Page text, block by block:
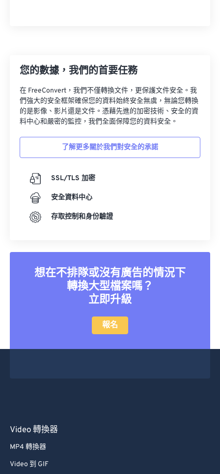
您的數據，我們的首要任務
在 FreeConvert，我們不僅轉換文件，更保護文件安全。我
們強大的安全框架確保您的資料始終安全無虞，無論您轉換
的是影像、影片還是文件。憑藉先進的加密技術、安全的資
料中心和嚴密的監控，我們全面保障您的資料安全。
了解更多關於我們對安全的承諾
SSL/TLS 加密
安全資料中心
存取控制和身份驗證
想在不排隊或沒有廣告的情況下
轉換大型檔案嗎？
立即升級
報名
Video 轉換器
MP4 轉換器
Video 到 GIF